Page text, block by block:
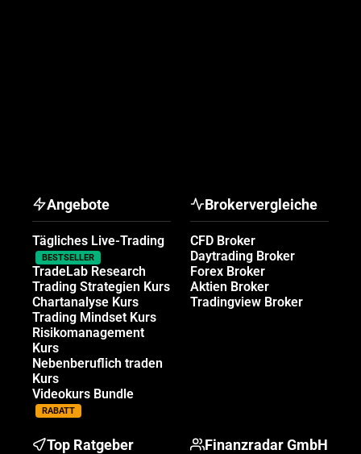
Angebote
Tägliches Live-Trading
BESTSELLER
TradeLab Research
Trading Strategien Kurs
Chartanalyse Kurs
Trading Mindset Kurs
Risikomanagement
Kurs
Nebenberuflich traden
Kurs
Videokurs Bundle
RABATT
Brokervergleiche
CFD Broker
Daytrading Broker
Forex Broker
Aktien Broker
Tradingview Broker
Top Ratgeber Finanzradar GmbH